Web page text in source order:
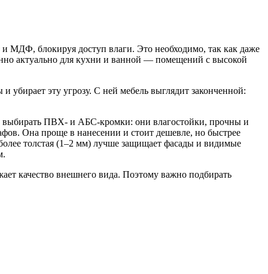
МДФ, блокируя доступ влаги. Это необходимо, так как даже
актуально для кухни и ванной — помещений с высокой
убирает эту угрозу. С ней мебель выглядит законченной:
выбирать ПВХ- и АБС-кромки: они влагостойки, прочны и
Она проще в нанесении и стоит дешевле, но быстрее
толстая (1–2 мм) лучше защищает фасады и видимые
качество внешнего вида. Поэтому важно подбирать